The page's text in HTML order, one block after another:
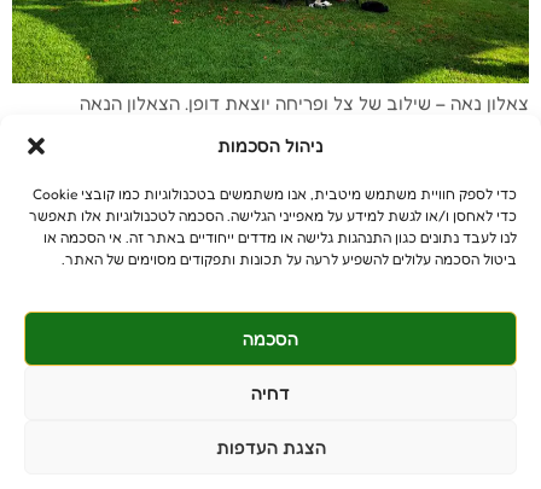
ניהול הסכמות
כדי לספק חוויית משתמש מיטבית, אנו משתמשים בטכנולוגיות כמו קובצי Cookie
כדי לאחסן ו/או לגשת למידע על מאפייני הגלישה. הסכמה לטכנולוגיות אלו תאפשר
לנו לעבד נתונים כגון התנהגות גלישה או מדדים ייחודיים באתר זה. אי הסכמה או
ביטול הסכמה עלולים להשפיע לרעה על תכונות ותפקודים מסוימים של האתר.
הסכמה
דחיה
הצגת העדפות
צאלון נאה – שילוב של צל ופריחה יוצאת דופן. הצאלון הנאה
בגודל בינוני עם נוף רחב. נופו הרחב יוצר עץ שנראה כמו שמשייה
ביותר בקיץ – פרחים גדולים באשכולות בצבע אדום בוהק. ללא ספק,
מדובר באחד […]
© כל הזכויות שמורות
קבלנים - 052-639-4106